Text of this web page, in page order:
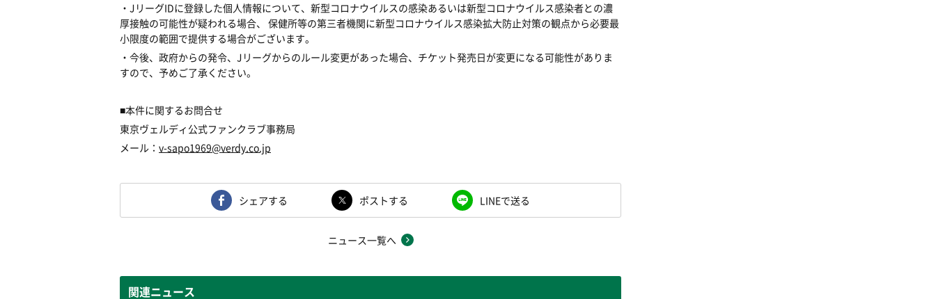
・ J リーグIDに登録した個人情報について、新型コロナウイルスの感染あるいは新型コロナウイルス感染者との濃
厚接触の可能性が疑われる場合、
保健所等の第三者機関に新型コロナウイルス感染拡大防止対策の観点から必要最
小限度の範囲で提供する場合がございます。
・今後、政府からの発令、 J リーグからのルール変更があった場合、チケット発売日が変更になる可能性がありま
すので、予めご了承ください。
■本件に関するお問合せ
東京ヴェルディ公式ファンクラブ事務局
メール： v-sapo1969@verdy.co.jp
シェアする ポストする LINEで送る
ニュース一覧へ
関連ニュース